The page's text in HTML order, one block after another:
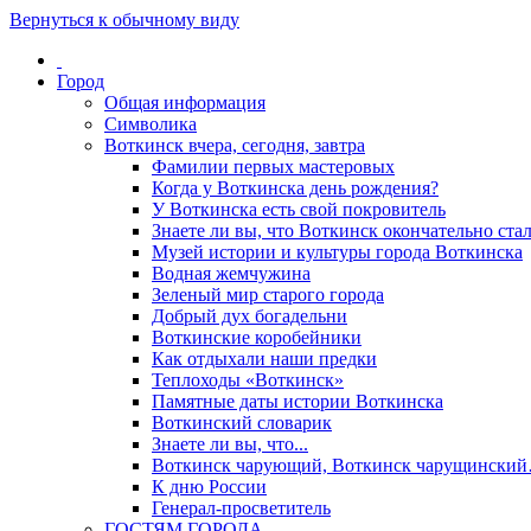
Вернуться к обычному виду
Город
Общая информация
Символика
Воткинск вчера, сегодня, завтра
Фамилии первых мастеровых
Когда у Воткинска день рождения?
У Воткинска есть свой покровитель
Знаете ли вы, что Воткинск окончательно
Музей истории и культуры города Воткинска
Водная жемчужина
Зеленый мир старого города
Добрый дух богадельни
Воткинские коробейники
Как отдыхали наши предки
Теплоходы «Воткинск»
Памятные даты истории Воткинска
Воткинский словарик
Знаете ли вы, что...
Воткинск чарующий, Воткинск
К дню России
Генерал-просветитель